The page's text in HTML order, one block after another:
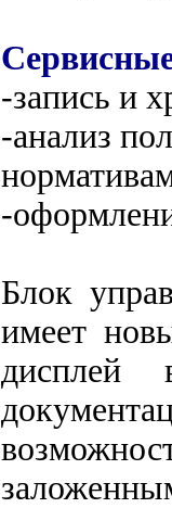
-запись и
-анализ
-
Блок
имеет
дисплей